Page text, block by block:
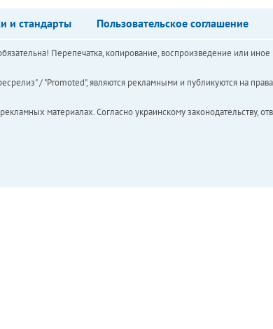
и стандарты Пользовательское соглашение
Перепечатка, копирование, воспроизведение или
/ "Promoted", являются рекламными и публикуются на
материалах. Согласно украинскому законодательству,